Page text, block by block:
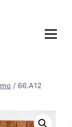
/ 66.A12